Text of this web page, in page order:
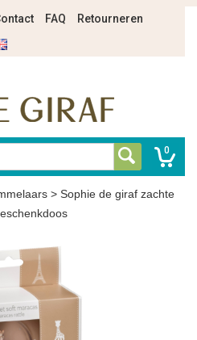
FAQ
Retourneren
0
> Sophie de giraf zachte